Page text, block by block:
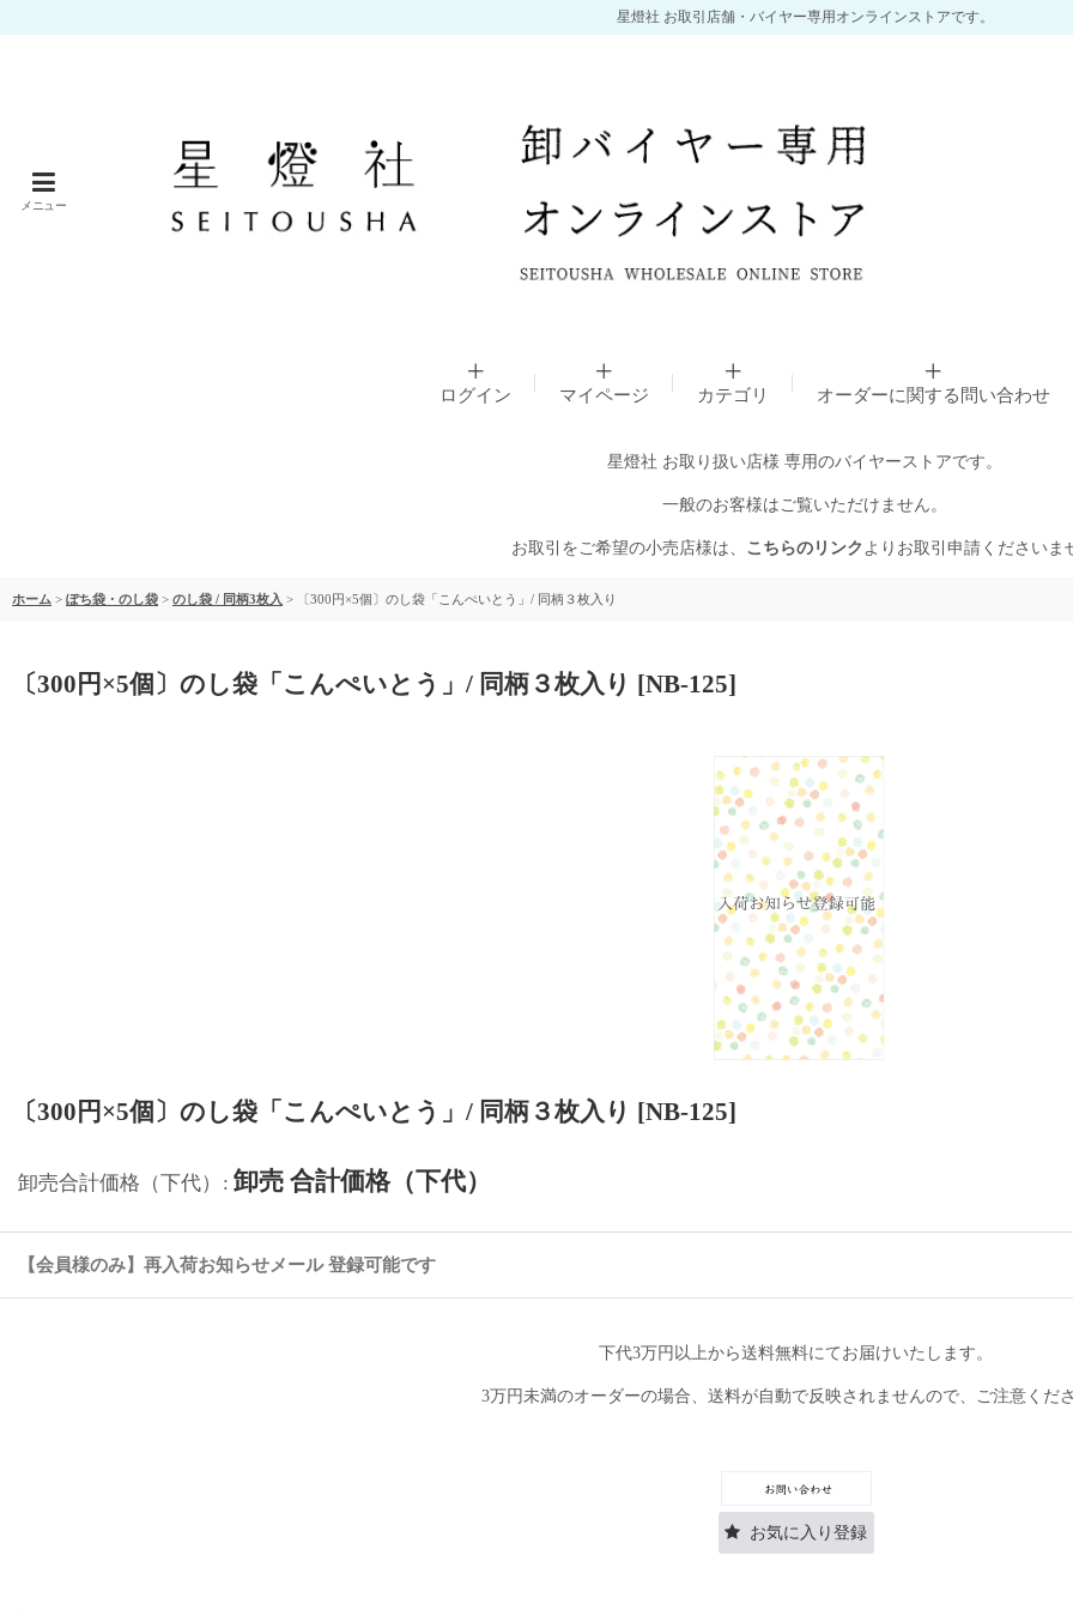
星燈社 お取引店舗・バイヤー専用オンラインストアです。
メニュー
ログイン マイページ カテゴリ オーダーに関する問い合わせ
星燈社 お取り扱い店様 専用のバイヤーストアです。
一般のお客様はご覧いただけません。
お取引をご希望の小売店様は、 こちらのリンク よりお取引申請くださいま
ホーム > ぽち袋・のし袋 > のし袋 / 同柄3枚入 > 〔300円×5個〕のし袋「こんぺいとう」/ 同柄３枚入り
〔300円×5個〕のし袋「こんぺいとう」/ 同柄３枚入り [NB-125]
〔300円×5個〕のし袋「こんぺいとう」/ 同柄３枚入り [NB-125]
卸売合計価格（下代） : 卸売 合計価格（下代）
【会員様のみ】再入荷お知らせメール 登録可能です
下代3万円以上から送料無料にてお届けいたします。
3万円未満のオーダーの場合、送料が自動で反映されませんので、ご注意くだ
お気に入り登録